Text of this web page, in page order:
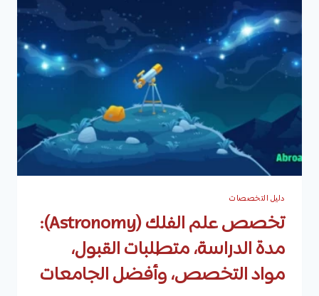
دليل التخصصات
تخصص علم الفلك (Astronomy):
مدة الدراسة، متطلبات القبول،
مواد التخصص، وأفضل الجامعات